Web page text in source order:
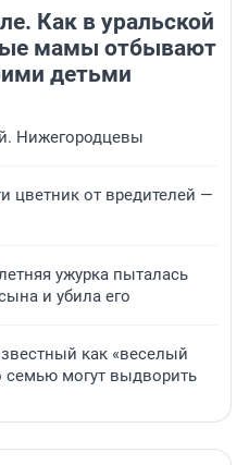
Как в уральской
мамы отбывают
детьми
Нижегородцевы
цветник от вредителей —
ужурка пыталась
и убила его
как «веселый
семью могут выдворить